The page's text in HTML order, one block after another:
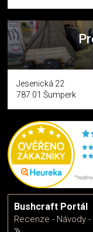
Jesenická 22
787 01 Šumperk
Bushcraft Portál
Recenze - Návody -